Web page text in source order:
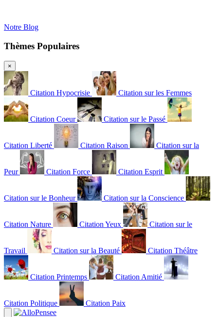
Notre Blog
Thèmes Populaires
×
Citation Hypocrisie Citation sur les Femmes
Citation Coeur Citation sur le Passé
Citation Liberté Citation Raison Citation sur la
Peur Citation Force Citation Esprit
Citation sur le Bonheur Citation sur la Conscience
Citation Nature Citation Yeux Citation sur le
Travail Citation sur la Beauté Citation Théâtre
Citation Printemps Citation Amitié
Citation Politique Citation Paix